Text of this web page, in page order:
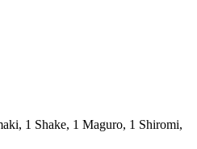
1 Shake, 1 Maguro, 1 Shiromi,